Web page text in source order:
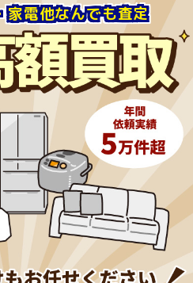
家電他なんでも査定